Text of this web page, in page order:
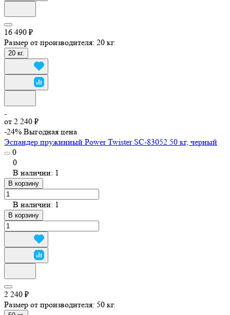
16 490 ₽
Размер от производителя: 20 кг.
20 кг.
от 2 240 ₽
-24% Выгодная цена
Эспандер пружинный Power Twister SC-83052 50 кг, черный
0
0
В наличии: 1
В корзину
В наличии: 1
В корзину
2 240 ₽
Размер от производителя: 50 кг.